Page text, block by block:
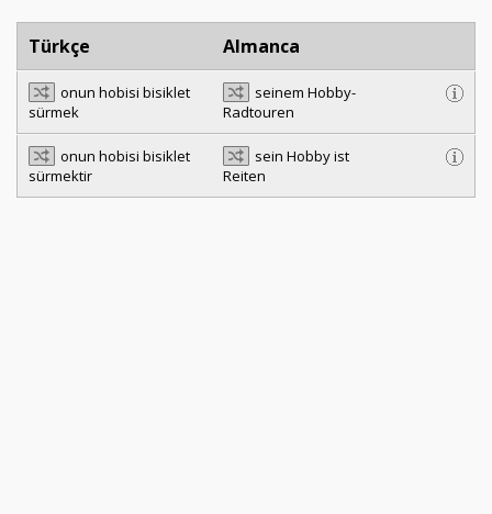
Türkçe Almanca
onun hobisi bisiklet
sürmek
seinem Hobby-
Radtouren
onun hobisi bisiklet
sürmektir
sein Hobby ist
Reiten